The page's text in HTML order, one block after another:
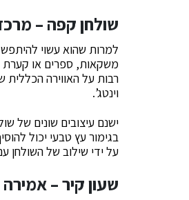
שולחן קפה –
למרות שהוא עשוי
משקאות, ספרים או קערת
רבות על האווירה הכללית
וינטג’.
ישנם עיצובים שונים של
בגימור עץ טבעי יכול
על ידי שילוב של השולחן
שעון קיר– אמירה